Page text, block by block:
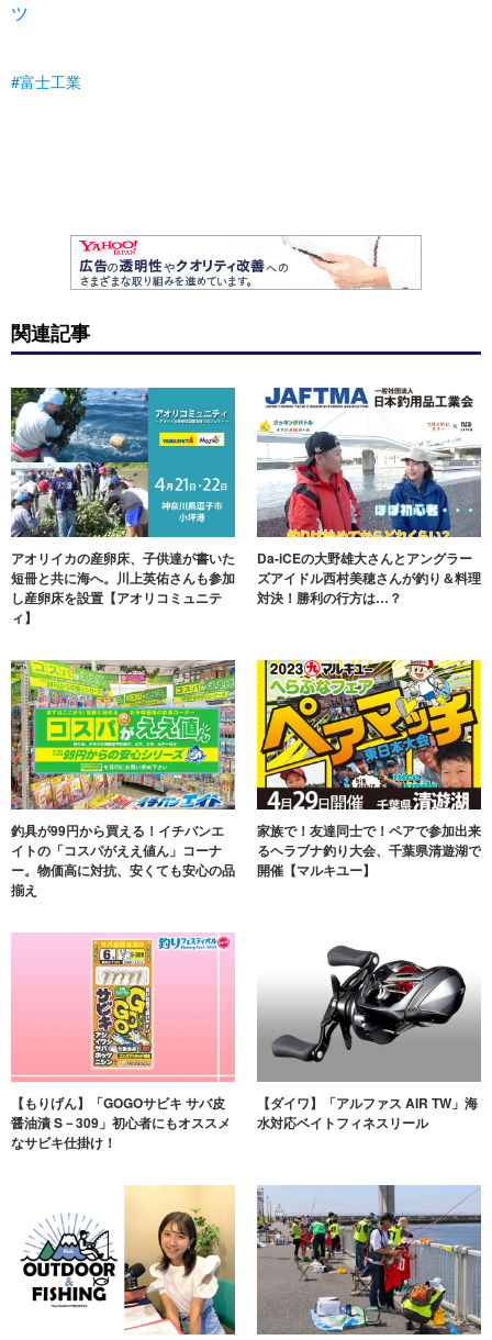
ツ
富士工業
関連記事
アオリイカの産卵床、子供達が書いた
短冊と共に海へ。川上英佑さんも参加
し産卵床を設置【アオリコミュニテ
ィ】
Da-iCEの大野雄大さんとアングラー
ズアイドル西村美穂さんが釣り＆料理
対決！勝利の行方は…？
釣具が99円から買える！イチバンエ
イトの「コスパがええ値ん」コーナ
ー。物価高に対抗、安くても安心の品
揃え
家族で！友達同士で！ペアで参加出来
るヘラブナ釣り大会、千葉県清遊湖で
開催【マルキユー】
【もりげん】「GOGOサビキ サバ皮
醤油漬 S－309」初心者にもオススメ
なサビキ仕掛け！
【ダイワ】「アルファス AIR TW」海
水対応ベイトフィネスリール